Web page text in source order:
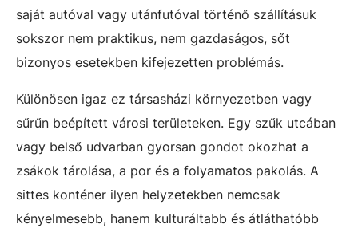
saját autóval vagy utánfutóval történő szállításuk
sokszor nem praktikus, nem gazdaságos, sőt
bizonyos esetekben kifejezetten problémás.
Különösen igaz ez társasházi környezetben vagy
sűrűn beépített városi területeken. Egy szűk utcában
vagy belső udvarban gyorsan gondot okozhat a
zsákok tárolása, a por és a folyamatos pakolás. A
sittes konténer ilyen helyzetekben nemcsak
kényelmesebb, hanem kulturáltabb és átláthatóbb